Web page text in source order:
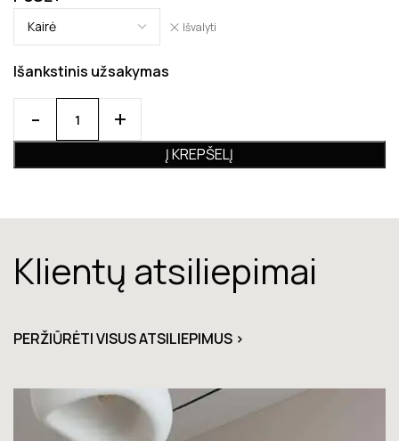
Išvalyti
Išankstinis užsakymas
Į KREPŠELĮ
Klientų atsiliepimai
PERŽIŪRĖTI VISUS ATSILIEPIMUS >